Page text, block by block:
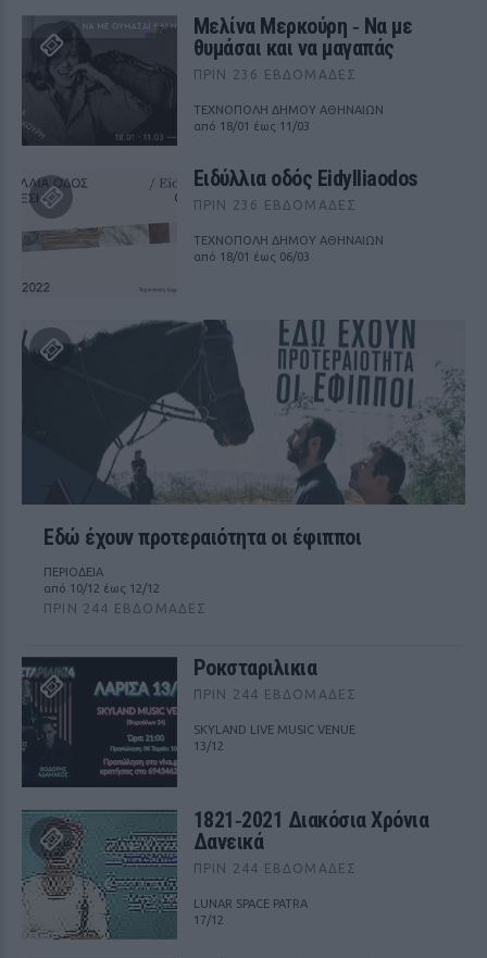
Μελίνα Μερκούρη ‑ Να με
θυμάσαι και να μαγαπάς
ΠΡΙΝ 236 ΕΒΔΟΜΆΔΕΣ
ΤΕΧΝΟΠΟΛΗ ΔΗΜΟΥ ΑΘΗΝΑΙΩΝ
από 18/01 έως 11/03
Ειδύλλια οδός Eidylliaodos
ΠΡΙΝ 236 ΕΒΔΟΜΆΔΕΣ
ΤΕΧΝΟΠΟΛΗ ΔΗΜΟΥ ΑΘΗΝΑΙΩΝ
από 18/01 έως 06/03
Εδώ έχουν προτεραιότητα οι έφιπποι
ΠΕΡΙΟΔΕΙΑ
από 10/12 έως 12/12
ΠΡΙΝ 244 ΕΒΔΟΜΆΔΕΣ
Ροκσταριλικια
ΠΡΙΝ 244 ΕΒΔΟΜΆΔΕΣ
SKYLAND LIVE MUSIC VENUE
13/12
1821‑2021 Διακόσια Χρόνια
Δανεικά
ΠΡΙΝ 244 ΕΒΔΟΜΆΔΕΣ
LUNAR SPACE PATRA
17/12